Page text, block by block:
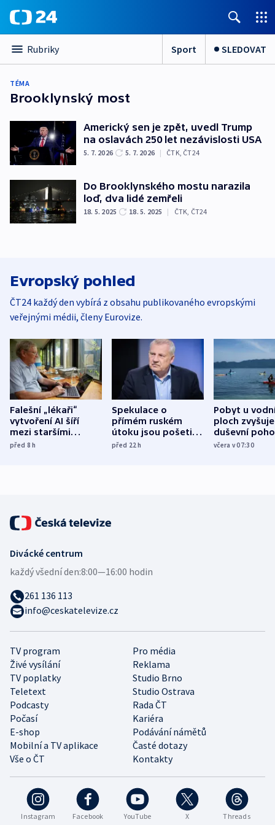
Rubriky Sport SLEDOVAT
TÉMA
Brooklynský most
Americký sen je zpět, uvedl Trump
na oslavách 250 let nezávislosti USA
5. 7. 2026 5. 7. 2026 | ČTK, ČT24
Do Brooklynského mostu narazila
loď, dva lidé zemřeli
18. 5. 2025 18. 5. 2025 | ČTK ČT24
Evropský pohled
ČT24 každý den vybírá z obsahu publikovaného evropskými
veřejnými médii, členy Eurovize.
Falešní „lékaři“
vytvoření AI šíří
mezi staršími
Poláky nebezpečné
před 8h
Spekulace o
přímém ruském
útoku jsou pošetilé,
míní estonský
před 22h
Pobyt u
ploch zvyšuje
duševní
ukázala
včera v 07:30
Instagram Facebook YouTube X Threads
TV program
Pro média
Živé vysílání
Reklama
TV poplatky
Studio Brno
Teletext
Studio Ostrava
Podcasty
Rada ČT
Počasí
Kariéra
E-shop
Podávání námětů
Mobilní a TV aplikace
Časté dotazy
Vše o ČT
Kontakty
Divácké centrum
každý všední den:8:00—16:00 hodin
261 136 113
info@ceskatelevize.cz